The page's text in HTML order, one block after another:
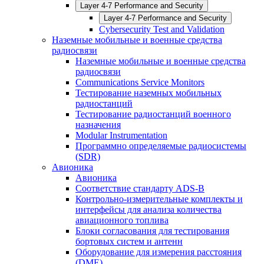
Layer 4-7 Performance and Security
Layer 4-7 Performance and Security
Cybersecurity Test and Validation
Наземные мобильные и военные средства
радиосвязи
Наземные мобильные и военные средства
радиосвязи
Communications Service Monitors
Тестирование наземных мобильных
радиостанций
Тестирование радиостанций военного
назначения
Modular Instrumentation
Программно определяемые радиосистемы
(SDR)
Авионика
Авионика
Соответствие стандарту ADS-B
Контрольно-измерительные комплекты и
интерфейсы для анализа количества
авиационного топлива
Блоки согласования для тестирования
бортовых систем и антенн
Оборудование для измерения расстояния